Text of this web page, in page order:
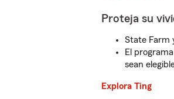
Proteja su
State Farm
El
sean
Explora Ting